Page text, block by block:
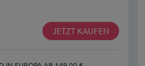
JETZT KAUFEN